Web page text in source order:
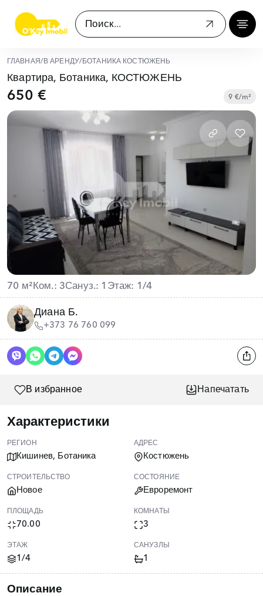
ГЛАВНАЯ/ В АРЕНДУ/ БОТАНИКА КОСТЮЖЕНЬ
Квартира, Ботаника, КОСТЮЖЕНЬ
650 € 9 €/m²
70 м² Ком.: 3Сануз.: 1 Этаж: 1/4
Диана Б.
+373 76 760 099
В избранное Напечатать
Характеристики
РЕГИОН
Кишинев, Ботаника
АДРЕС
Костюжень
СТРОИТЕЛЬСТВО
Новое
СОСТОЯНИЕ
Евроремонт
ПЛОЩАДЬ
70.00
КОМНАТЫ
3
ЭТАЖ
1/4
САНУЗЛЫ
1
Описание